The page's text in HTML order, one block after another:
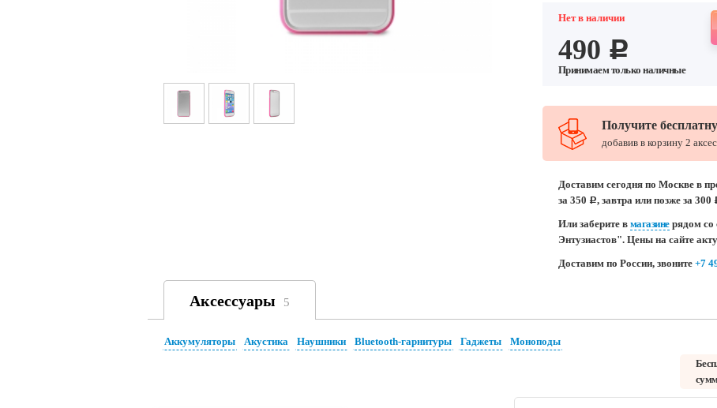
Нет в наличии
490 c
Принимаем только наличные
Получите
добавив в корзину 2
Доставим сегодня по Москве в
за 350 c, завтра или позже за 300
Или заберите в магазинерядом со
Энтузиастов". Цены на сайте
Доставим по России, звоните +7
Аксессуары 5
Аккумуляторы Акустика Наушники Bluetooth-гарнитуры Гаджеты
Моноподы